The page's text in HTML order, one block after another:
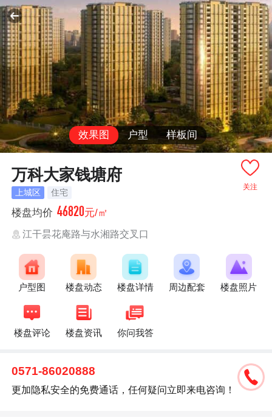
效果图 户型 样板间
关注
万科大家钱塘府
上城区 住宅
楼盘均价 46820元/㎡
江干昙花庵路与水湘路交叉口
户型图 楼盘动态 楼盘详情 周边配套 楼盘照片
楼盘评论 楼盘资讯 你问我答
0571-86020888
更加隐私安全的免费通话，任何疑问立即来电咨询！